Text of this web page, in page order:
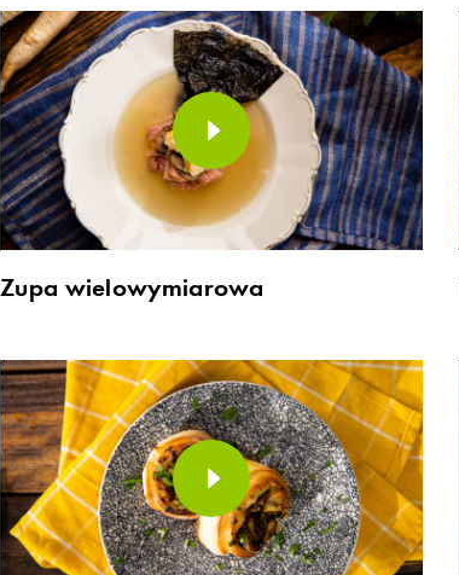
Zupa wielowymiarowa